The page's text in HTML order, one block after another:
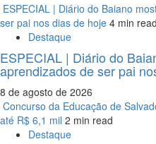
ESPECIAL | Diário do Baiano
ser pai nos dias de hoje 4 min read
Destaque
ESPECIAL | Diário do
aprendizados de ser pai
8 de agosto de 2026
Concurso da Educação de
até R$ 6,1 mil 2 min read
Destaque